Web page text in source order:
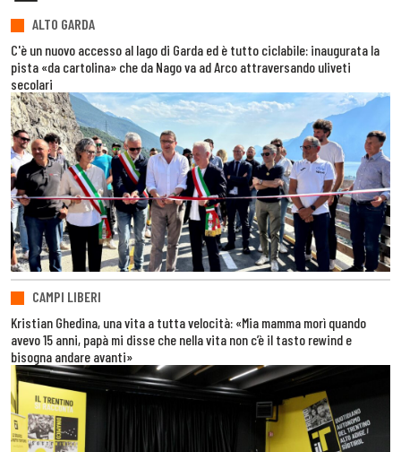
ALTO GARDA
C'è un nuovo accesso al lago di Garda ed è tutto ciclabile: inaugurata la
pista «da cartolina» che da Nago va ad Arco attraversando uliveti
secolari
CAMPI LIBERI
Kristian Ghedina, una vita a tutta velocità: «Mia mamma morì quando
avevo 15 anni, papà mi disse che nella vita non c’è il tasto rewind e
bisogna andare avanti»